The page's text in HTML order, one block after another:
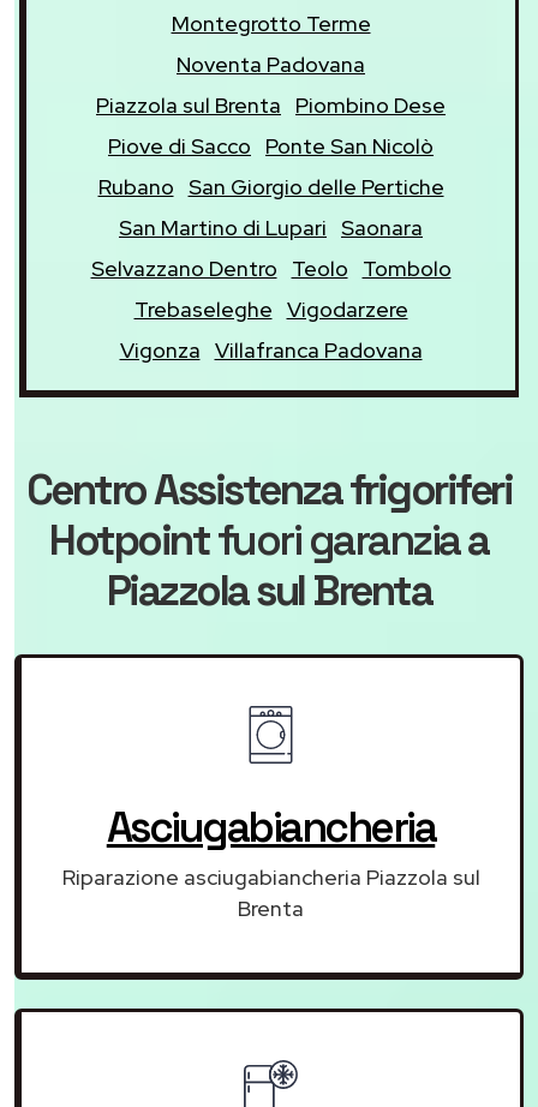
Montegrotto Terme
Noventa Padovana
Piazzola sul Brenta
Piombino Dese
Piove di Sacco
Ponte San Nicolò
Rubano San Giorgio delle Pertiche
San Martino di Lupari Saonara
Selvazzano Dentro
Teolo
Tombolo
Trebaseleghe Vigodarzere
Vigonza Villafranca Padovana
Centro Assistenza frigoriferi
Hotpointfuori garanziaa
Piazzola sul Brenta
Asciugabiancheria
Riparazione asciugabiancheria Piazzola sul
Brenta